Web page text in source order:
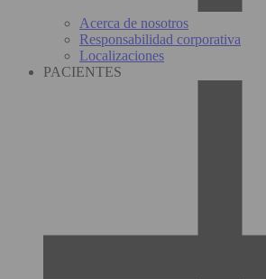
Acerca de nosotros
Responsabilidad corporativa
Localizaciones
PACIENTES